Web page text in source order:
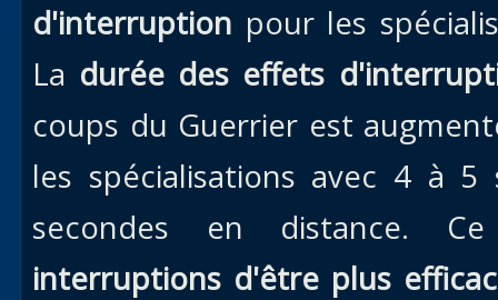
le vol
Uldum
Val
d'interruption pour les
La durée des effets
coups du Guerrier est
les spécialisations avec 4 à
secondes en distance.
interruptions d'être plus